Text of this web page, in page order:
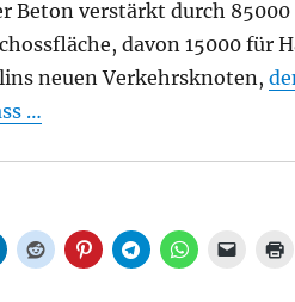
Beton verstärkt durch 85000
davon 15000 für
neuen Verkehrsknoten,
…